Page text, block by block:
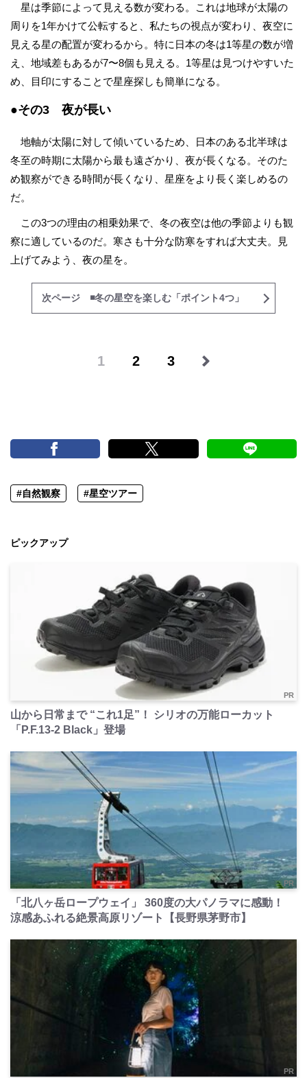
星は季節によって見える数が変わる。これは地球が太陽の
周りを1年かけて公転すると、私たちの視点が変わり、夜空に
見える星の配置が変わるから。特に日本の冬は1等星の数が増
え、地域差もあるが7〜8個も見える。1等星は見つけやすいた
め、目印にすることで星座探しも簡単になる。
●その3 夜が長い
地軸が太陽に対して傾いているため、日本のある北半球は
冬至の時期に太陽から最も遠ざかり、夜が長くなる。そのた
め観察ができる時間が長くなり、星座をより長く楽しめるの
だ。
この3つの理由の相乗効果で、冬の夜空は他の季節よりも観
察に適しているのだ。寒さも十分な防寒をすれば大丈夫。見
上げてみよう、夜の星を。
次ページ ◾️冬の星空を楽しむ「ポイント4つ」
1 2 3
#自然観察 #星空ツアー
ピックアップ
PR
山から日常まで “これ1足”！ シリオの万能ローカット
「P.F.13-2 Black」登場
PR
「北八ヶ岳ロープウェイ」 360度の大パノラマに感動！
涼感あふれる絶景高原リゾート【長野県茅野市】
PR